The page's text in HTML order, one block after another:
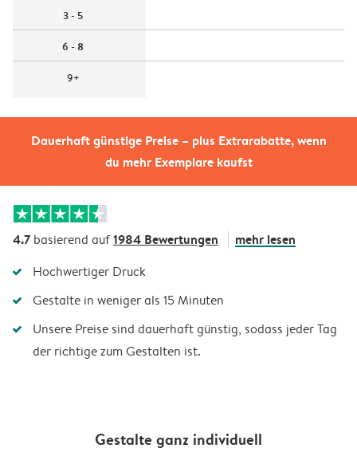
Dauerhaft günstige Preise – plus Extrarabatte, wenn
du mehr Exemplare kaufst
3 - 5
6 - 8
9+
4.7 basierend auf1984 Bewertungen mehr lesen
Hochwertiger Druck
Gestalte in weniger als 15 Minuten
Unsere Preise sind dauerhaft günstig, sodass jeder Tag
der richtige zum Gestalten ist.
Gestalte ganz individuell